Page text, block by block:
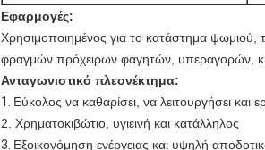
Εφαρμογές:
Χρησιμοποιημένος για το κατάστημα ψωμιού,
φραγμών πρόχειρων φαγητών, υπεραγορών,
Ανταγωνιστικό πλεονέκτημα:
1. Εύκολος να καθαρίσει, να λειτουργήσει και
2. Χρηματοκιβώτιο, υγιεινή και κατάλληλος
3. Εξοικονόμηση ενέργειας και υψηλή